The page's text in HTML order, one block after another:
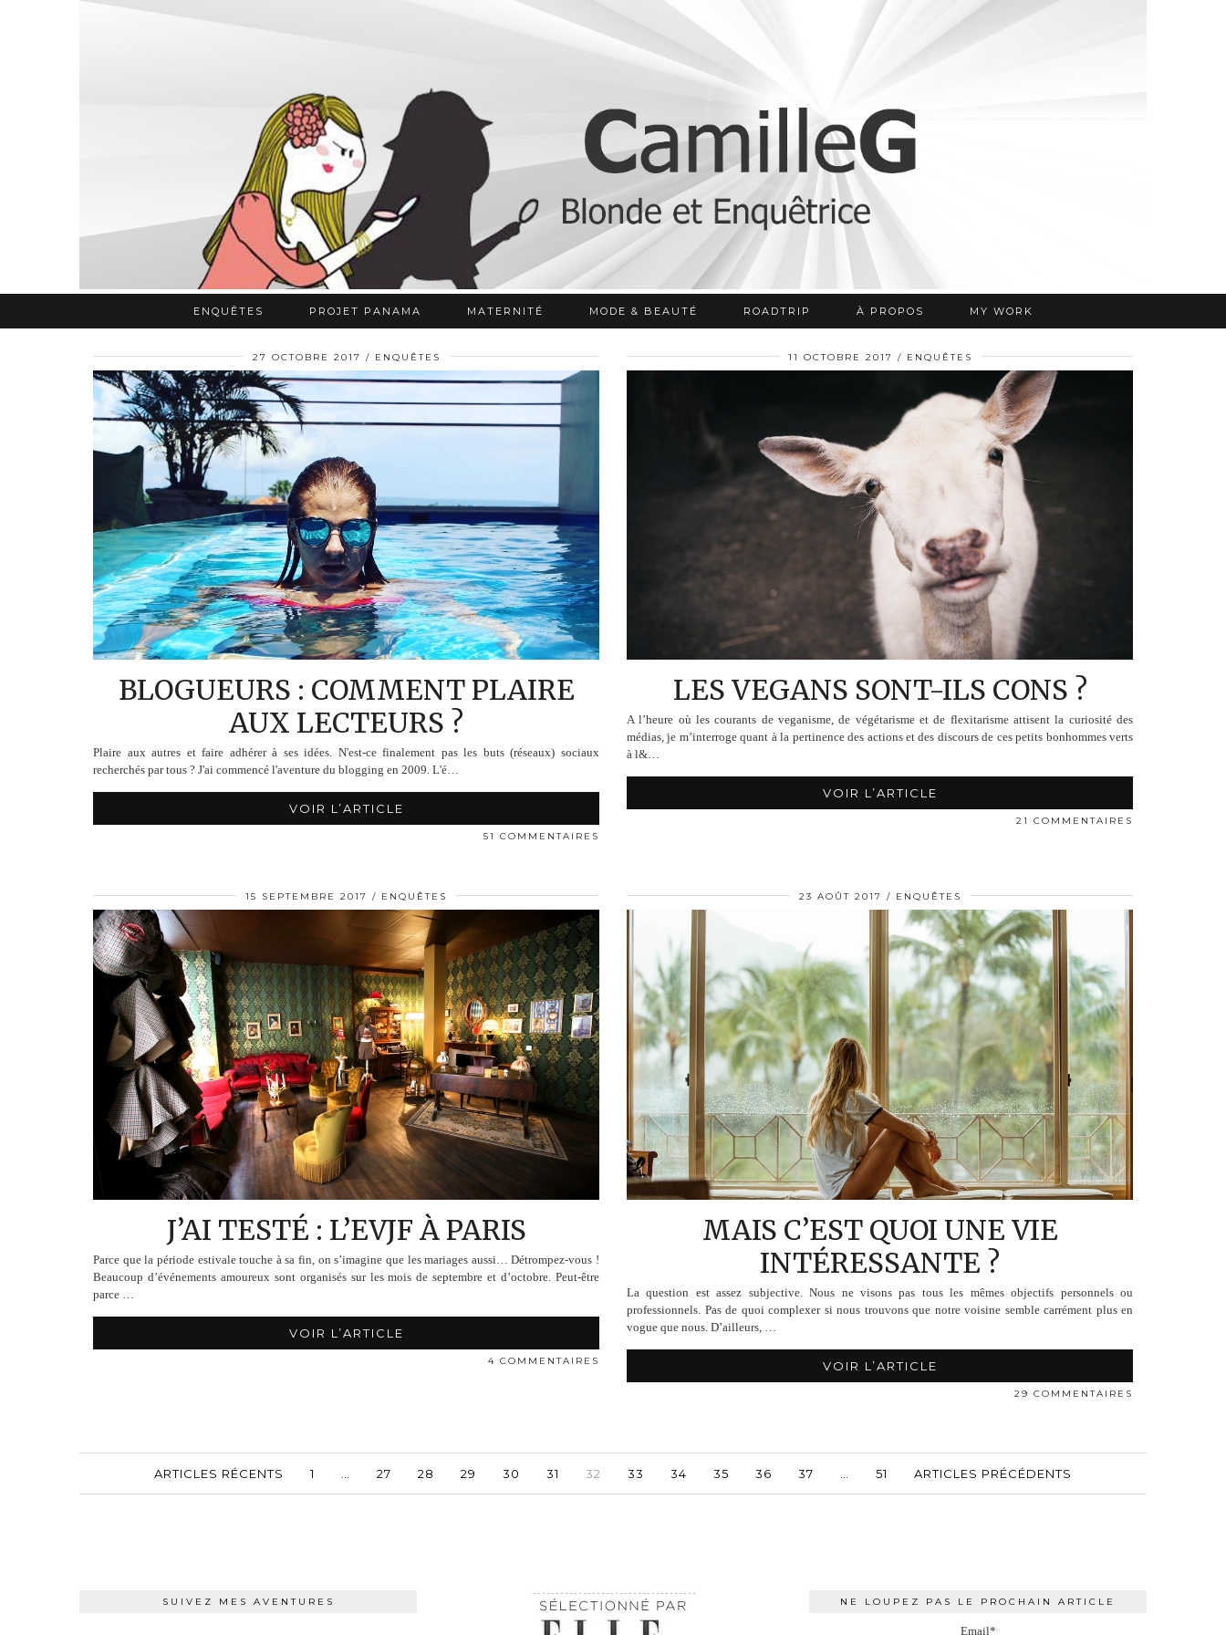
ENQUÊTES PROJET PANAMA MATERNITÉ MODE & BEAUTÉ ROADTRIP À PROPOS MY WORK
27 OCTOBRE 2017 ENQUÊTES
BLOGUEURS : COMMENT PLAIRE
AUX LECTEURS ?
Plaire aux autres et faire adhérer à ses idées. N'est-ce finalement pas les buts (réseaux) sociaux
recherchés par tous ? J'ai commencé l'aventure du blogging en 2009. L'é…
VOIR L’ARTICLE
51 COMMENTAIRES
11 OCTOBRE 2017 ENQUÊTES
LES VEGANS SONT-ILS CONS ?
A l’heure où les courants de veganisme, de végétarisme et de flexitarisme attisent la curiosité des
médias, je m’interroge quant à la pertinence des actions et des discours de ces petits bonhommes verts
à l&…
VOIR L’ARTICLE
21 COMMENTAIRES
15 SEPTEMBRE 2017 ENQUÊTES
J’AI TESTÉ : L’EVJF À PARIS
Parce que la période estivale touche à sa fin, on s’imagine que les mariages aussi… Détrompez-vous !
Beaucoup d’événements amoureux sont organisés sur les mois de septembre et d’octobre. Peut-être
parce …
VOIR L’ARTICLE
4 COMMENTAIRES
23 AOÛT 2017 ENQUÊTES
MAIS C’EST QUOI UNE VIE
INTÉRESSANTE ?
La question est assez subjective. Nous ne visons pas tous les mêmes objectifs personnels ou
professionnels. Pas de quoi complexer si nous trouvons que notre voisine semble carrément plus en
vogue que nous. D’ailleurs, …
VOIR L’ARTICLE
29 COMMENTAIRES
ARTICLES RÉCENTS 1 27 28 29 30 31 32 33 34 35 36 37 51 ARTICLES PRÉCÉDENTS
SUIVEZ MES AVENTURES NE LOUPEZ PAS LE PROCHAIN ARTICLE
Email*